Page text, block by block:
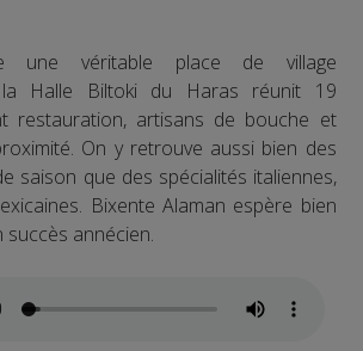
une véritable place de village
la Halle Biltoki du Haras réunit 19
restauration, artisans de bouche et
On y retrouve aussi bien des
saison que des spécialités italiennes,
Bixente Alaman espère bien
succès annécien.